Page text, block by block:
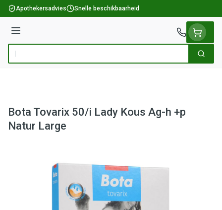
Ga naar de inhoud
Apothekersadvies Snelle beschikbaarheid
Menu
Product, merk, categorie... Zoek
Bota Tovarix 50/i Lady Kous Ag-h +p
Natur Large